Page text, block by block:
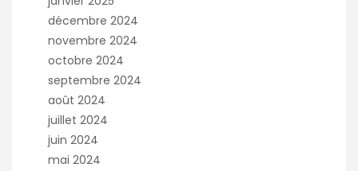
décembre 2024
novembre 2024
octobre 2024
septembre 2024
août 2024
juillet 2024
juin 2024
mai 2024